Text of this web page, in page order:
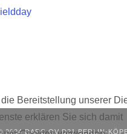
2024 DARC OV D21 BERLIN-
Bereitstellung unserer
erklären Sie sich damit